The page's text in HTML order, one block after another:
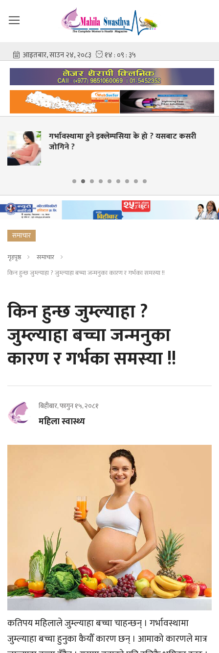
के हो ? यसबाट कसरी चिकित्सक–नर्समाथि
समाचार
गृहपृष्ठ
समाचार
किन हुन्छ जुम्ल्याहा ? जुम्ल्याहा बच्चा जन्मनुका कारण र गर्भका समस्या !!
किन हुन्छ जुम्ल्याहा ?
जुम्ल्याहा बच्चा जन्मनुका
कारण र गर्भका समस्या !!
बिहीबार, फागुन १५, २०८१
महिला स्वास्थ्य
कतिपय महिलाले जुम्ल्याहा बच्चा चाहन्छन् । गर्भावस्थामा
जुम्ल्याहा बच्चा हुनुका कैयौँ कारण छन् । आमाको कारणले मात्र